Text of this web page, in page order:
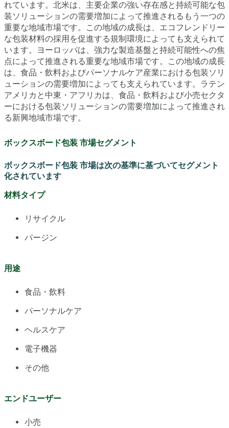
れています。北米は、主要企業の強い存在感と持続可能な包
装ソリューションの需要増加によって推進されるもう一つの
重要な地域市場です。この地域の成長は、エコフレンドリー
な包装材料の採用を促進する規制環境によっても支えられて
います。ヨーロッパは、強力な製造基盤と持続可能性への焦
点によって推進される重要な地域市場です。この地域の成長
は、食品・飲料およびパーソナルケア産業における包装ソリ
ューションの需要増加によっても支えられています。ラテン
アメリカと中東・アフリカは、食品・飲料および小売セクタ
ーにおける包装ソリューションの需要増加によって推進され
る新興地域市場です。
ボックスボード包装 市場セグメント
ボックスボード包装 市場は次の基準に基づいてセグメント
化されています
材料タイプ
リサイクル
バージン
用途
食品・飲料
パーソナルケア
ヘルスケア
電子機器
その他
エンドユーザー
小売